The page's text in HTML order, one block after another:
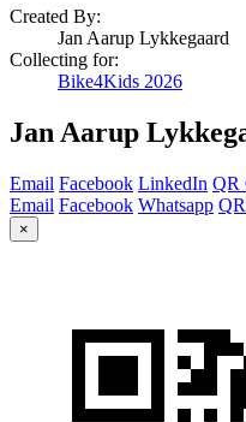
Created By:
Jan Aarup Lykkegaard
Collecting for:
Bike4Kids 2026
Jan Aarup
Email Facebook LinkedIn QR
Email Facebook Whatsapp
×